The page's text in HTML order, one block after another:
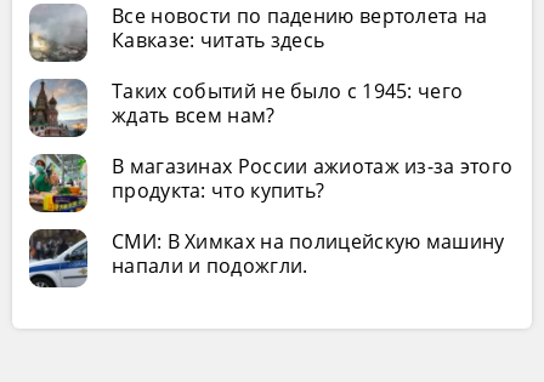
Все новости по падению вертолета на
Кавказе: читать здесь
Таких событий не было с 1945: чего
ждать всем нам?
В магазинах России ажиотаж из-за этого
продукта: что купить?
СМИ: В Химках на полицейскую машину
напали и подожгли.